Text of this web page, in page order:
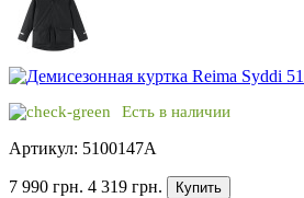
Есть в наличии
Артикул: 5100147A
7 990 грн. 4 319 грн.
Купить